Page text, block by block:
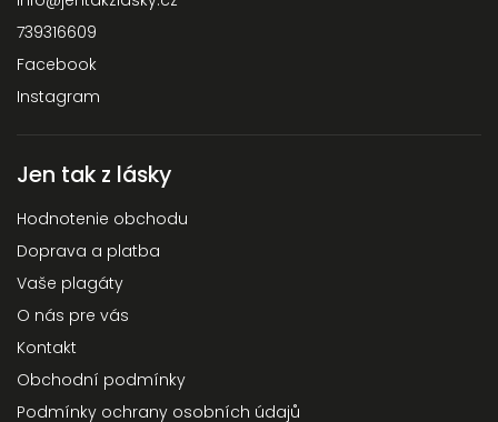
739316609
Facebook
Instagram
Jen tak z lásky
Hodnotenie obchodu
Doprava a platba
Vaše plagáty
O nás pre vás
Kontakt
Obchodní podmínky
Podmínky ochrany osobních údajů